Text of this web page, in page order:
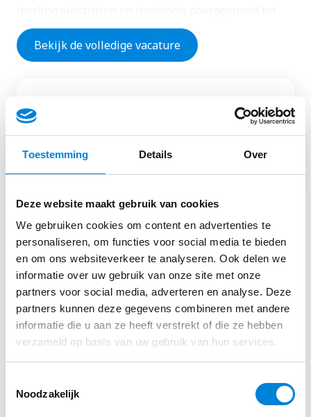
Toestemming Details Over
Deze website maakt gebruik van cookies
We gebruiken cookies om content en advertenties te
personaliseren, om functies voor social media te bieden
en om ons websiteverkeer te analyseren. Ook delen we
informatie over uw gebruik van onze site met onze
partners voor social media, adverteren en analyse. Deze
partners kunnen deze gegevens combineren met andere
informatie die u aan ze heeft verstrekt of die ze hebben
verzameld op basis van uw gebruik van hun services.
Noodzakelijk
leidinggevende. Binnen van Dijnsen is er veel ruimte
voor doorgroeimogelijkheden en eigen inbreng. We
er naar je geluisterd om te kijken of er iets mee
gedaan kan worden.’’
Salarisindicatie tussen de € 3.000,- en € 3.600,-
Een vitaliteitsbudget van € 300,- netto per jaar
25 vakantiedagen + 13 ADV (o.b.v. fulltime
dienstverband)
Buddy voor de eerste 6 maanden die jou
wegwijs maakt
Door te groeien naar de functie van chef
Bekijk de volledige vacature
Direct sollicteren op deze functie?
Vul je gegevens in via ons sollicitatie formulier
Solliciteren